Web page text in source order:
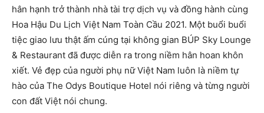
hân hạnh trở thành nhà tài trợ dịch vụ và đồng hành cùng
Hoa Hậu Du Lịch Việt Nam Toàn Cầu 2021. Một buổi buổi
tiệc giao lưu thật ấm cúng tại không gian BÚP Sky Lounge
& Restaurant đã được diễn ra trong niềm hân hoan khôn
xiết. Vẻ đẹp của người phụ nữ Việt Nam luôn là niềm tự
hào của The Odys Boutique Hotel nói riêng và từng người
con đất Việt nói chung.